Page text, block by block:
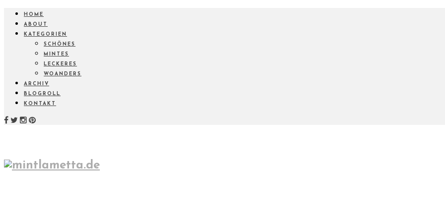
HOME
ABOUT
KATEGORIEN
SCHÖNES
MINTES
LECKERES
WOANDERS
ARCHIV
BLOGROLL
KONTAKT